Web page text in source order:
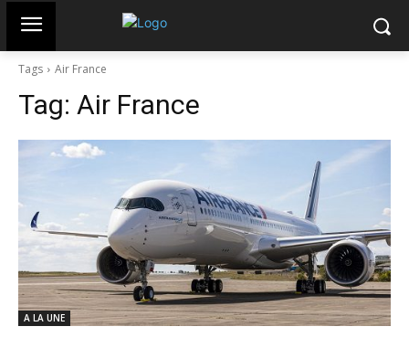
Tags Air France
Tag: Air France
A LA UNE